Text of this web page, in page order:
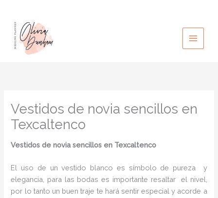
contenido
Vestidos de novia sencillos en
Texcaltenco
Vestidos de novia sencillos en Texcaltenco
El uso de un vestido blanco es símbolo de pureza y
elegancia, para las bodas es importante resaltar el nivel,
por lo tanto un buen traje te hará sentir especial y acorde a